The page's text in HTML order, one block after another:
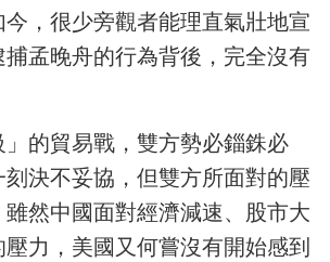
，很少旁觀者能理直氣壯地宣
孟晚舟的行為背後，完全沒有
的貿易戰，雙方勢必錙銖必
決不妥協，但雙方所面對的壓
然中國面對經濟減速、股市大
力，美國又何嘗沒有開始感到